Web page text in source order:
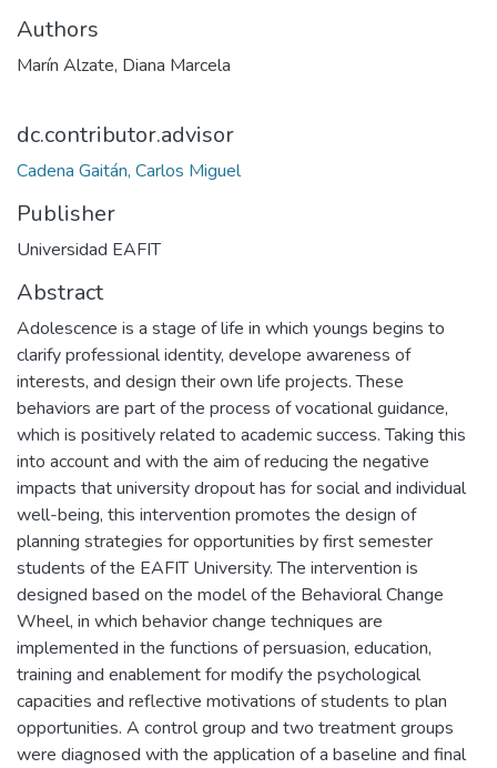
Authors
Marín Alzate, Diana Marcela
dc.contributor.advisor
Cadena Gaitán, Carlos Miguel
Publisher
Universidad EAFIT
Abstract
Adolescence is a stage of life in which youngs begins to
clarify professional identity, develope awareness of
interests, and design their own life projects. These
behaviors are part of the process of vocational guidance,
which is positively related to academic success. Taking this
into account and with the aim of reducing the negative
impacts that university dropout has for social and individual
well-being, this intervention promotes the design of
planning strategies for opportunities by first semester
students of the EAFIT University. The intervention is
designed based on the model of the Behavioral Change
Wheel, in which behavior change techniques are
implemented in the functions of persuasion, education,
training and enablement for modify the psychological
capacities and reflective motivations of students to plan
opportunities. A control group and two treatment groups
were diagnosed with the application of a baseline and final